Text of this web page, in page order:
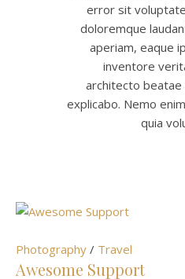
error sit
doloremque
aperiam, eaque
inventore
architecto
explicabo. Nemo
quia
Photography / Travel
Awesome Support